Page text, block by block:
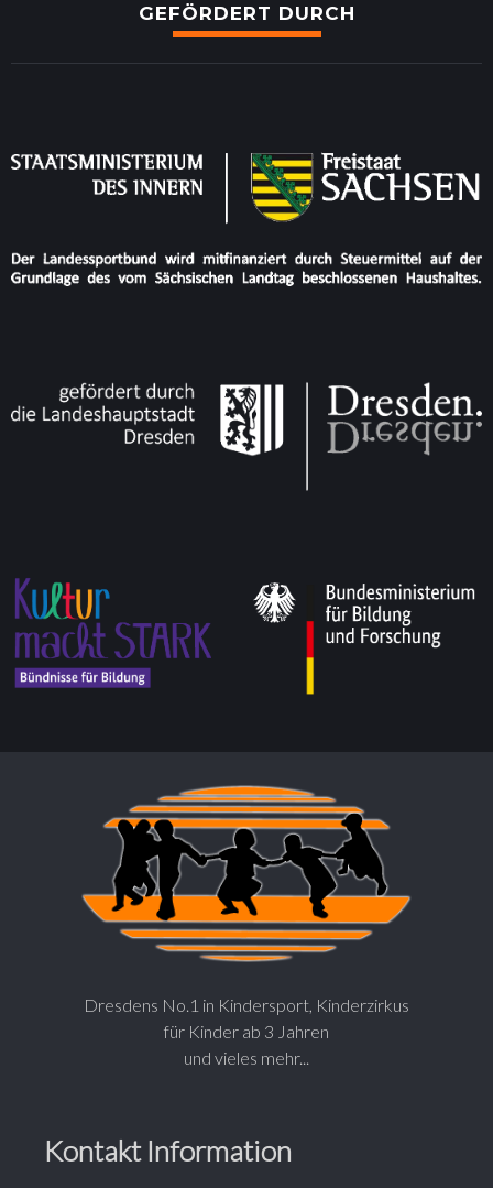
GEFÖRDERT DURCH
Dresdens No.1 in Kindersport, Kinderzirkus
für Kinder ab 3 Jahren
und vieles mehr...
Kontakt Information